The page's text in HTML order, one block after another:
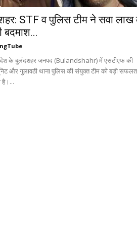
STF व पुलिस टीम ने सवा
बदमाश...
के बुलंदशहर जनपद (Bulandshahr) में एसटीएफ की
और गुलावठी थाना पुलिस की संयुक्त टीम को बड़ी
है।...